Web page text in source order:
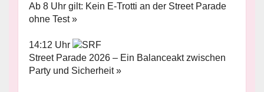
Ab 8 Uhr gilt: Kein E-Trotti an der Street Parade
ohne Test »
14:12 Uhr
Street Parade 2026 – Ein Balanceakt zwischen
Party und Sicherheit »